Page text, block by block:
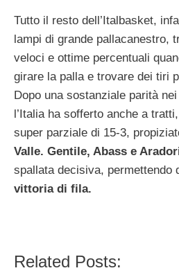
Tutto il resto dell’Italbasket,
lampi di grande pallacanestro,
veloci e ottime percentuali
girare la palla e trovare dei tiri
Dopo una sostanziale parità
l’Italia ha sofferto anche a
super parziale di 15-3,
Valle. Gentile, Abass e
spallata decisiva, permettendo
vittoria di fila.
Related Posts: